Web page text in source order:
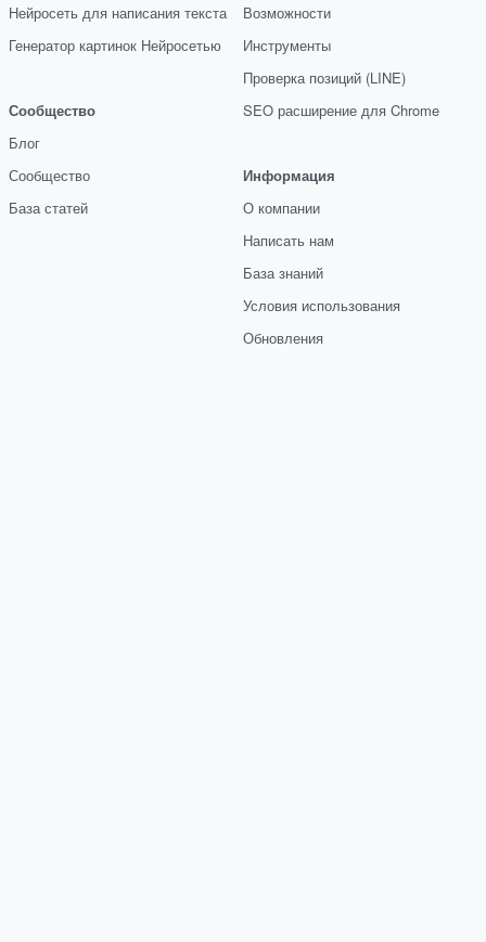
Нейросеть для написания текста
Генератор картинок Нейросетью
Сообщество
Блог
Сообщество
База статей
Возможности
Инструменты
Проверка позиций (LINE)
SEO расширение для Chrome
Информация
О компании
Написать нам
База знаний
Условия использования
Обновления